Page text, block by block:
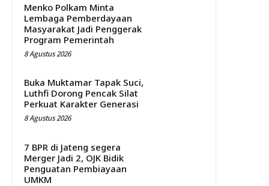
Menko Polkam Minta
Lembaga Pemberdayaan
Masyarakat Jadi Penggerak
Program Pemerintah
8 Agustus 2026
Buka Muktamar Tapak Suci,
Luthfi Dorong Pencak Silat
Perkuat Karakter Generasi
8 Agustus 2026
7 BPR di Jateng segera
Merger Jadi 2, OJK Bidik
Penguatan Pembiayaan
UMKM